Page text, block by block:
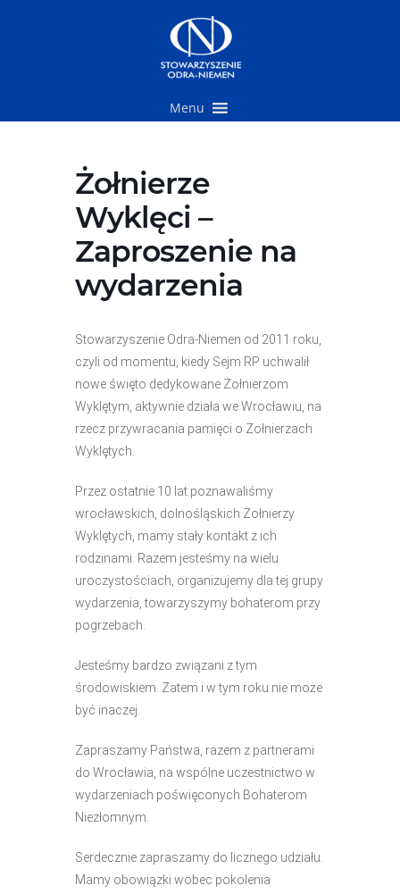
Menu
Żołnierze
Wyklęci –
Zaproszenie na
wydarzenia
Stowarzyszenie Odra-Niemen od 2011 roku,
czyli od momentu, kiedy Sejm RP uchwalił
nowe święto dedykowane Żołnierzom
Wyklętym, aktywnie działa we Wrocławiu, na
rzecz przywracania pamięci o Żołnierzach
Wyklętych.
Przez ostatnie 10 lat poznawaliśmy
wrocławskich, dolnośląskich Żołnierzy
Wyklętych, mamy stały kontakt z ich
rodzinami. Razem jesteśmy na wielu
uroczystościach, organizujemy dla tej grupy
wydarzenia, towarzyszymy bohaterom przy
pogrzebach.
Jesteśmy bardzo związani z tym
środowiskiem. Zatem i w tym roku nie może
być inaczej.
Zapraszamy Państwa, razem z partnerami
do Wrocławia, na wspólne uczestnictwo w
wydarzeniach poświęconych Bohaterom
Niezłomnym.
Serdecznie zapraszamy do licznego udziału.
Mamy obowiązki wobec pokolenia